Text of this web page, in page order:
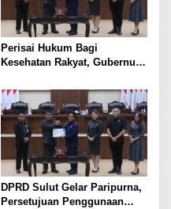
Perisai Hukum Bagi
Kesehatan Rakyat, Gubernur
Ranperda Penanggulangan
KLB dan Wabah ke DPRD
Sulut
DPRD Sulut Gelar Paripurna,
Persetujuan Penggunaan